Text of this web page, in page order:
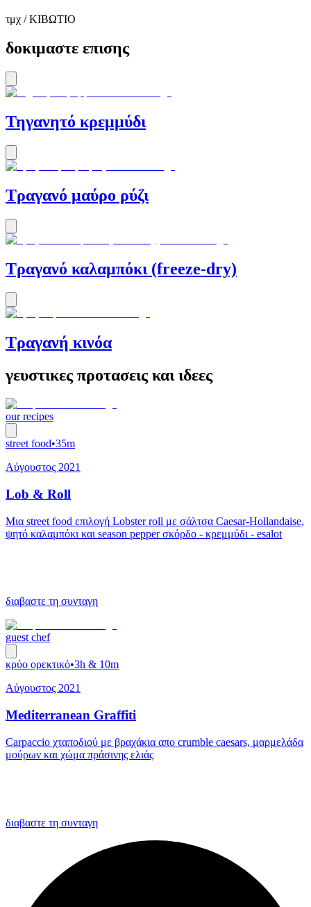
τμχ / ΚΙΒΩΤΙΟ
δοκιμαστε επισης
Τηγανητό κρεμμύδι
Τραγανό μαύρο ρύζι
Τραγανό καλαμπόκι (freeze-dry)
Τραγανή κινόα
γευστικες προτασεις και ιδεες
our recipes
street food•35m
Αύγουστος 2021
Lob & Roll
Μια street food επιλογή Lobster roll με σάλτσα Caesar-Hollandaise,
ψητό καλαμπόκι και season pepper σκόρδο - κρεμμύδι - esalot
διαβαστε τη συνταγη
guest chef
κρύο ορεκτικό•3h & 10m
Αύγουστος 2021
Mediterranean Graffiti
Carpaccio χταποδιού με βραχάκια απο crumble caesars, μαρμελάδα
μούρων και χώμα πράσινης ελιάς
διαβαστε τη συνταγη